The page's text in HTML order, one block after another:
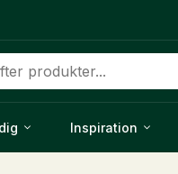
Inspiration